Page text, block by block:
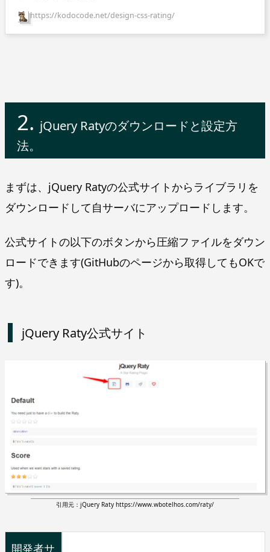
https://kodocode.net/design-css-rating/
jQuery Ratyのダウンロードと設定方
法。
まずは、jQuery Ratyの公式サイトからライブラリを
ダウンロードして自サーバにアップロードします。
公式サイトの以下のボタンから圧縮ファイルをダウン
ロードできます(GitHubのページから取得してもOKで
す)。
jQuery Raty公式サイト
引用元：jQuery Raty https://www.wbotelhos.com/raty/
開発者サ